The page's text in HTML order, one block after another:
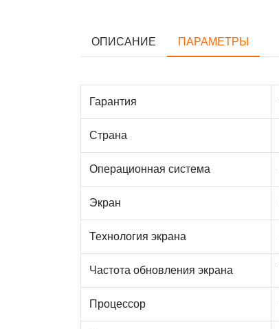
ОПИСАНИЕ ПАРАМЕТРЫ
Гарантия
Страна
Операционная система
Экран
Технология экрана
Частота обновления экрана
Процессор